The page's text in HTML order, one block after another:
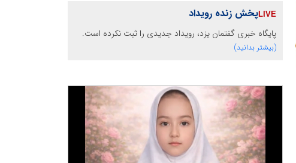
پخش زنده رویداد
پایگاه خبری گفتمان یزد، رویداد جدیدی را ثبت نکرده است.
(بیشتر بدانید)